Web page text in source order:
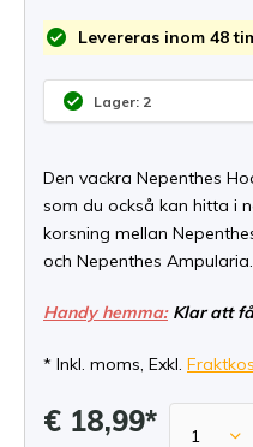
Levereras inom 48
Lager: 2
Den vackra Nepenthes
som du också kan hitta i
korsning mellan
och Nepenthes
Handy hemma:Klar att
* Inkl. moms, Exkl.
€ 18,99*